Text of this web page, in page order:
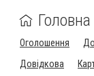
Головна
Оголошення
Довідкова